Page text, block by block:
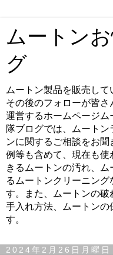
ムートン
グ
ムートン製品を販売して
その後のフォローが皆
運営するホームページ
隊ブログでは、ムートン
ンに関するご相談をお
例等も含めて、現在も
きるムートンの汚れ、
るムートンクリーニン
す。また、ムートンの
手入れ方法、ムートンの
す。
2024年2月26日月曜日